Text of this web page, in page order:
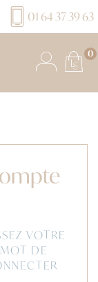
01 64 37 39 63
0
VOTRE
DE